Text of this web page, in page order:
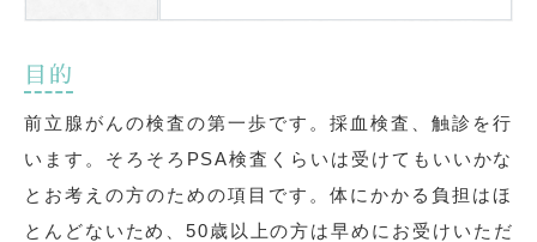
目的
前立腺がんの検査の第一歩です。採血検査、触診を行
います。そろそろPSA検査くらいは受けてもいいかな
とお考えの方のための項目です。体にかかる負担はほ
とんどないため、50歳以上の方は早めにお受けいただ